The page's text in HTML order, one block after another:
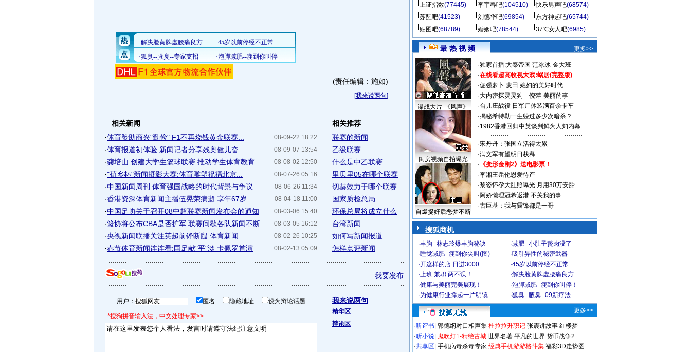
(责任编辑：施如)
[我来说两句]
相关新闻
08-09-22 18:22
·体育赞助商兴"勤俭" F1不再烧钱黄金联赛...
08-09-07 13:54
·体育报道初体验 新闻记者分享残奥健儿奋...
08-08-02 12:50
·龚培山:创建大学生篮球联赛 推动学生体育教育
08-07-26 05:16
·"荀乡杯"新闻摄影大赛:体育雕塑祝福北京...
08-06-26 11:34
·中国新闻周刊:体育强国战略的时代背景与争议
08-04-18 11:00
·香港资深体育新闻主播伍晃荣病逝 享年67岁
08-03-06 15:40
·中国足协关于召开08中超联赛新闻发布会的通知
08-03-05 16:12
·篮协将公布CBA是否扩军 联赛间歇各队新闻不断
08-02-26 10:25
·央视新闻联播关注英超前锋断腿 体育新闻...
08-02-13 05:09
·春节体育新闻连连看:国足献"平"淡 卡佩罗首演
相关推荐
联赛的新闻
乙级联赛
什么是中乙联赛
里贝里05在哪个联赛
切赫效力于哪个联赛
国家质检总局
环保总局将成立什么
台湾新闻
如何写新闻报道
怎样点评新闻
我要发布
用户： 匿名 隐藏地址 设为辩论话题
*搜狗拼音输入法，中文处理专家>>
我来说两句
精华区
辩论区
上证指数(77445) 李宇春吧(104510) 快乐男声吧(68574)
苏醒吧(41523) 刘德华吧(69854) 东方神起吧(65744)
贴图吧(68789) 婚姻吧(78544) 37℃女人吧(6985)
最 热 视 频 更多>>
谍战大片-《风声》
闺房视频自拍曝光
自爆捉奸后恶梦不断
·独家首播:大秦帝国 范冰冰-金大班
·在线看超高收视大戏:蜗居(完整版)
·倔强萝卜 麦田 媳妇的美好时代
·大内密探灵灵狗
倪萍-美丽的事
·台儿庄战役 日军尸体装满百余卡车
·揭秘希特勒一生躲过多少次暗杀？
·1982香港回归中英谈判鲜为人知内幕
·宋丹丹：张国立活得太累
·满文军有望明日获释
· 《变形金刚2》送电影票！
·李湘王岳伦恩爱待产
·黎姿怀孕大肚照曝光 月用30万安胎
·阿娇懒理冠希返港:不关我的事
·古巨基：我与霆锋都是一哥
搜狐商机
·丰胸--林志玲爆丰胸秘诀 ·减肥--小肚子赘肉没了
·睡觉减肥--瘦到你尖叫(图) ·吸引异性的秘密武器
·开这样的店 日进3000 ·45岁以前停经不正常
·上班 兼职 两不误！ ·解决脸黄脾虚腰痛良方
·健康与美丽完美展现！ ·泡脚减肥--瘦到你叫停！
·为健康行业撑起一片明镜 ·狐臭--腋臭--09新疗法
更多>>
·听评书 郭德纲对口相声集 杜拉拉升职记 张震讲故事 红楼梦
·听小说 鬼吹灯1-精绝古城 世界名著 平凡的世界 货币战争2
·共享区 手机病毒杀毒专家 经典手机游游格斗集 福彩3D走势图